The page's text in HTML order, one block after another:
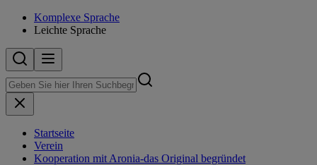
Komplexe Sprache
Leichte Sprache
Startseite
Verein
Kooperation mit Aronia-das Original begründet